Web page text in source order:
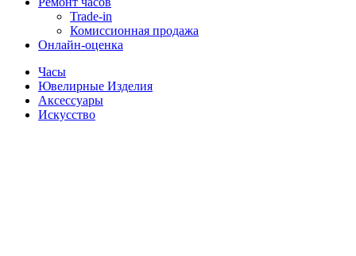
Trade-in
Комиссионная продажа
Онлайн-оценка
Часы
Ювелирные Изделия
Аксессуары
Искусство